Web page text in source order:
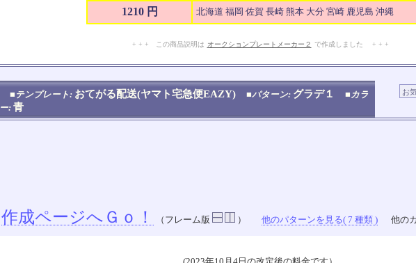
1210 円 北海道 福岡 佐賀 長崎 熊本 大分 宮崎 鹿児島 沖縄
+ + + この商品説明は オークションプレートメーカー２ で作成しました + + +
■テンプレート: おてがる配送(ヤマト宅急便EAZY) ■パターン: グラデ１ ■カラ
ー: 青
作成ページへＧｏ！ （フレーム版 ） 他のパターンを見る( 7 種類 ) 他の